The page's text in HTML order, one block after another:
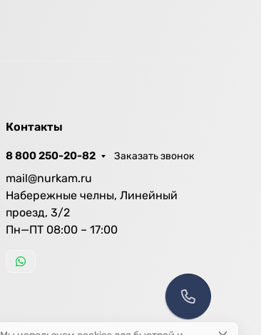
Контакты
8 800 250-20-82 Заказать звонок
mail@nurkam.ru
Набережные челны, Линейный
проезд, 3/2
Пн—ПТ 08:00 – 17:00